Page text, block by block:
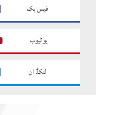
فیس بک
یو ٹیوب
لنکڈ ان